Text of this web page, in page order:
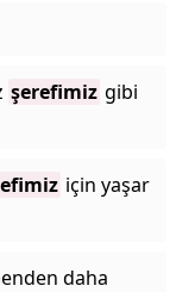
şerefimiz gibi
için yaşar
daha